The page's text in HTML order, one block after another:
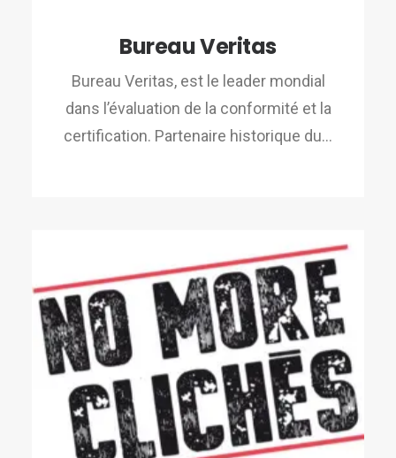
Bureau Veritas
Bureau Veritas, est le leader mondial
dans l’évaluation de la conformité et la
certification. Partenaire historique du…